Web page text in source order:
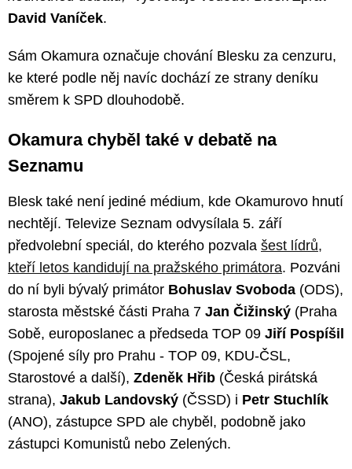
David Vaníček.
Sám Okamura označuje chování Blesku za cenzuru,
ke které podle něj navíc dochází ze strany deníku
směrem k SPD dlouhodobě.
Okamura chyběl také v debatě na
Seznamu
Blesk také není jediné médium, kde Okamurovo hnutí
nechtějí. Televize Seznam odvysílala 5. září
předvolební speciál, do kterého pozvala šest lídrů,
kteří letos kandidují na pražského primátora. Pozváni
do ní byli bývalý primátor Bohuslav Svoboda (ODS),
starosta městské části Praha 7 Jan Čižinský (Praha
Sobě, europoslanec a předseda TOP 09 Jiří Pospíšil
(Spojené síly pro Prahu - TOP 09, KDU-ČSL,
Starostové a další), Zdeněk Hřib (Česká pirátská
strana), Jakub Landovský (ČSSD) i Petr Stuchlík
(ANO), zástupce SPD ale chyběl, podobně jako
zástupci Komunistů nebo Zelených.